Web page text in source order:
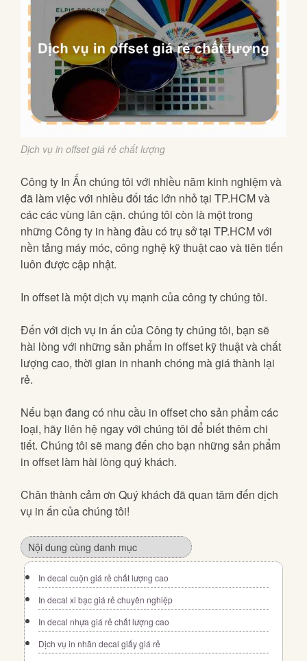
Dịch vụ in offset giá rẻ chất lượng
Công ty In Ấn chúng tôi với nhiều năm kinh nghiệm và
đã làm việc với nhiều đối tác lớn nhỏ tại TP.HCM và
các các vùng lân cận. chúng tôi còn là một trong
những Công ty in hàng đầu có trụ sở tại TP.HCM với
nền tảng máy móc, công nghệ kỹ thuật cao và tiên tiến
luôn được cập nhật.
In offset là một dịch vụ mạnh của công ty chúng tôi.
Đến với dịch vụ in ấn của Công ty chúng tôi, bạn sẽ
hài lòng với những sản phẩm in offset kỹ thuật và chất
lượng cao, thời gian in nhanh chóng mà giá thành lại
rẻ.
Nếu bạn đang có nhu cầu in offset cho sản phẩm các
loại, hãy liên hệ ngay với chúng tôi để biết thêm chi
tiết. Chúng tôi sẽ mang đến cho bạn những sản phẩm
in offset làm hài lòng quý khách.
Chân thành cảm ơn Quý khách đã quan tâm đến dịch
vụ in ấn của chúng tôi!
Nội dung cùng danh mục
In decal cuộn giá rẻ chất lượng cao
In decal xi bạc giá rẻ chuyên nghiệp
In decal nhựa giá rẻ chất lượng cao
Dịch vụ in nhãn decal giấy giá rẻ